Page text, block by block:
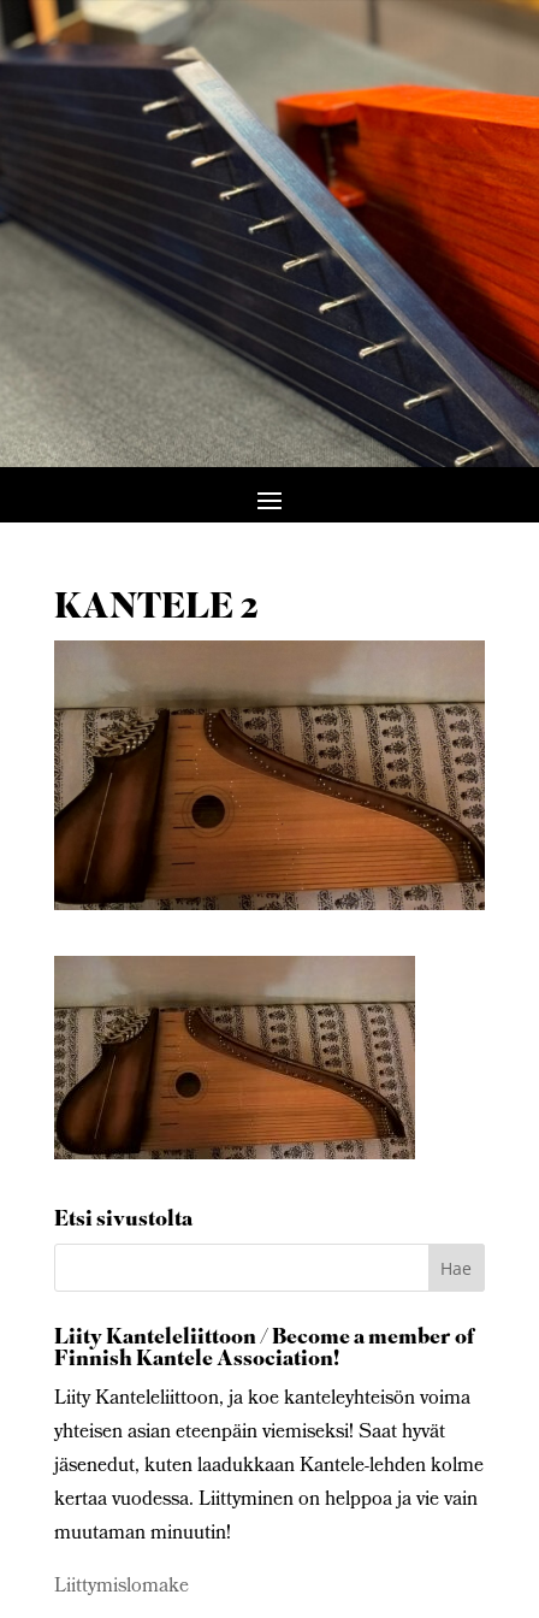
KANTELE 2
Etsi sivustolta
Liity Kanteleliittoon / Become a member of
Finnish Kantele Association!
Liity Kanteleliittoon, ja koe kanteleyhteisön voima
yhteisen asian eteenpäin viemiseksi! Saat hyvät
jäsenedut, kuten laadukkaan Kantele-lehden kolme
kertaa vuodessa. Liittyminen on helppoa ja vie vain
muutaman minuutin!
Liittymislomake